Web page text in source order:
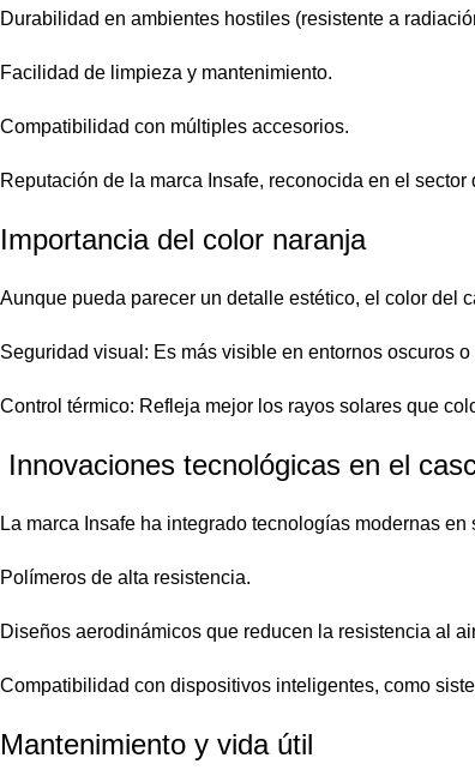
Durabilidad en ambientes hostiles (resistente a
Facilidad de limpieza y mantenimiento.
Compatibilidad con múltiples accesorios.
Reputación de la marca Insafe, reconocida en el
Importancia del color naranja
Aunque pueda parecer un detalle estético, el color del
Seguridad visual: Es más visible en entornos oscuros
Control térmico: Refleja mejor los rayos solares que
Innovaciones tecnológicas en el
La marca Insafe ha integrado tecnologías modernas en
Polímeros de alta resistencia.
Diseños aerodinámicos que reducen la resistencia al
Compatibilidad con dispositivos inteligentes, como
Mantenimiento y vida útil